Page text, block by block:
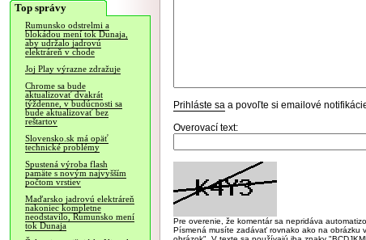
Top správy
Rumunsko odstrelmi a
blokádou mení tok Dunaja,
aby udržalo jadrovú
elektráreň v chode
Joj Play výrazne zdražuje
Chrome sa bude
aktualizovať dvakrát
týždenne, v budúcnosti sa
bude aktualizovať bez
reštartov
Slovensko.sk má opäť
technické problémy
Spustená výroba flash
pamäte s novým najvyšším
počtom vrstiev
Maďarsko jadrovú elektráreň
nakoniec kompletne
neodstavilo, Rumunsko mení
tok Dunaja
Prihláste sa a povoľte si emailové
Overovací text:
Pre overenie, že komentár sa nepridáva
Písmená musíte zadávať rovnako ako na